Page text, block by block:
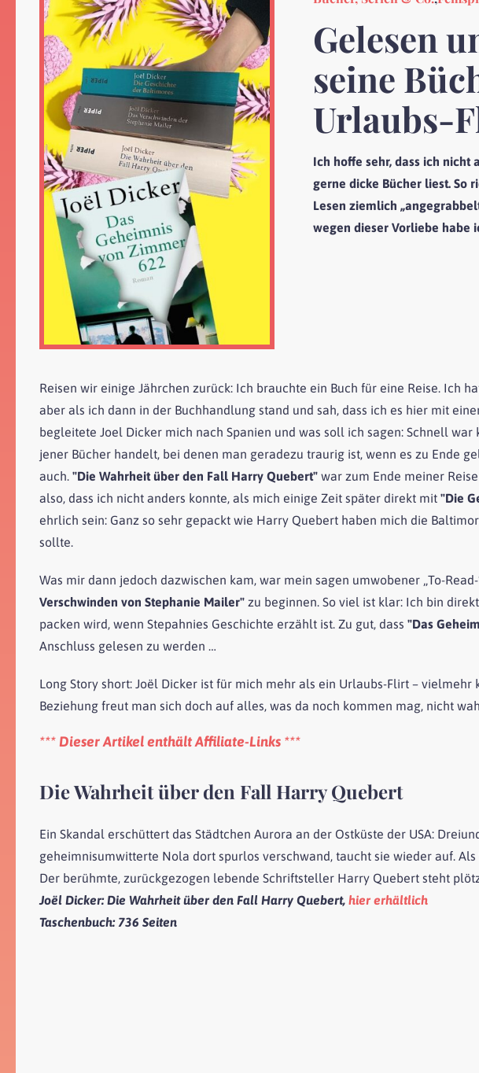
Gelesen
seine
Urlaubs-
Ich hoffe sehr, dass ich nicht
gerne dicke Bücher liest. So
Lesen ziemlich
wegen dieser Vorliebe habe
Reisen wir einige Jährchen zurück: Ich brauchte ein Buch für eine Reise. Ich
aber als ich dann in der Buchhandlung stand und sah, dass ich es hier mit
begleitete Joel Dicker mich nach Spanien und was soll ich sagen: Schnell
jener Bücher handelt, bei denen man geradezu traurig ist, wenn es zu Ende
auch. "Die Wahrheit über den Fall Harry Quebert" war zum Ende meiner
also, dass ich nicht anders konnte, als mich einige Zeit später direkt mit "Die
ehrlich sein: Ganz so sehr gepackt wie Harry Quebert haben mich die
sollte.
Was mir dann jedoch dazwischen kam, war mein sagen umwobener „To-
Verschwinden von Stephanie Mailer" zu beginnen. So viel ist klar: Ich bin
packen wird, wenn Stepahnies Geschichte erzählt ist. Zu gut, dass "Das
Anschluss gelesen zu werden …
Long Story short: Joël Dicker ist für mich mehr als ein Urlaubs-Flirt –
Beziehung freut man sich doch auf alles, was da noch kommen mag, nicht
*** Dieser Artikel enthält Affiliate-Links ***
Die Wahrheit über den Fall Harry Quebert
Ein Skandal erschüttert das Städtchen Aurora an der Ostküste der USA:
geheimnisumwitterte Nola dort spurlos verschwand, taucht sie wieder auf.
Der berühmte, zurückgezogen lebende Schriftsteller Harry Quebert steht
Joël Dicker: Die Wahrheit über den Fall Harry Quebert, hier erhältlich
Taschenbuch: 736 Seiten